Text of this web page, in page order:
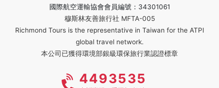
國際航空運輸協會會員編號：34301061
穆斯林友善旅行社 MFTA-005
Richmond Tours is the representative in Taiwan for the ATPI
global travel network.
本公司已獲得環境部銀級環保旅行業認證標章
4493535